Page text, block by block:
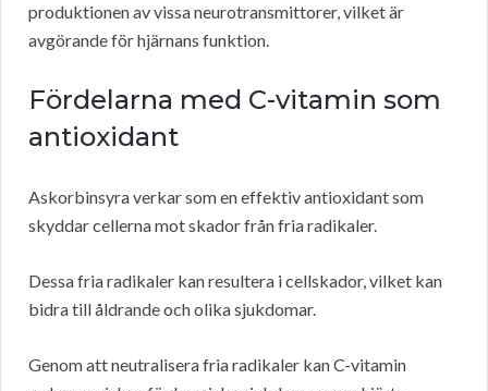
produktionen av vissa neurotransmittorer, vilket är
avgörande för hjärnans funktion.
Fördelarna med C-vitamin som
antioxidant
Askorbinsyra verkar som en effektiv antioxidant som
skyddar cellerna mot skador från fria radikaler.
Dessa fria radikaler kan resultera i cellskador, vilket kan
bidra till åldrande och olika sjukdomar.
Genom att neutralisera fria radikaler kan C-vitamin